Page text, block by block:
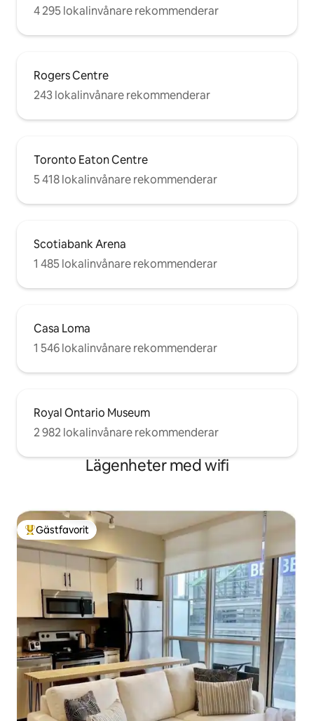
4 295 lokalinvånare rekommenderar
Rogers Centre
243 lokalinvånare rekommenderar
Toronto Eaton Centre
5 418 lokalinvånare rekommenderar
Scotiabank Arena
1 485 lokalinvånare rekommenderar
Casa Loma
1 546 lokalinvånare rekommenderar
Royal Ontario Museum
2 982 lokalinvånare rekommenderar
Lägenheter med wifi
Populär gästfavorit
Gästfavorit